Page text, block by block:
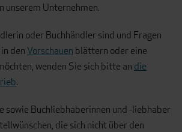
unserem Unternehmen.
oder Buchhändler sind und Fragen
den Vorschauen blättern oder eine
wenden Sie sich bitte an die
.
sowie Buchliebhaberinnen und -liebhaber
die sich nicht über den